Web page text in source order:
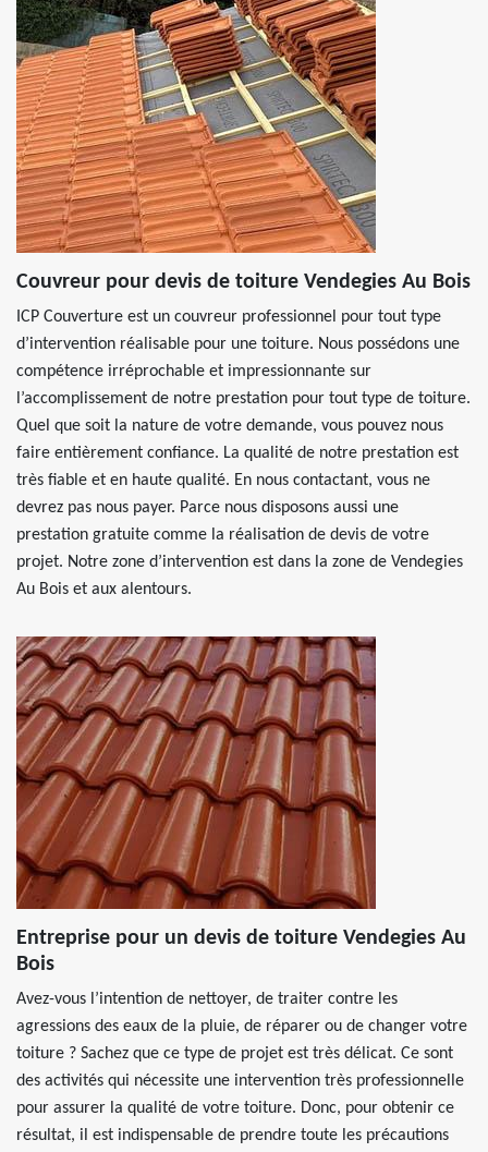
Couvreur pour devis de toiture Vendegies Au Bois
ICP Couverture est un couvreur professionnel pour tout type
d’intervention réalisable pour une toiture. Nous possédons une
compétence irréprochable et impressionnante sur
l’accomplissement de notre prestation pour tout type de toiture.
Quel que soit la nature de votre demande, vous pouvez nous
faire entièrement confiance. La qualité de notre prestation est
très fiable et en haute qualité. En nous contactant, vous ne
devrez pas nous payer. Parce nous disposons aussi une
prestation gratuite comme la réalisation de devis de votre
projet. Notre zone d’intervention est dans la zone de Vendegies
Au Bois et aux alentours.
Entreprise pour un devis de toiture Vendegies Au
Bois
Avez-vous l’intention de nettoyer, de traiter contre les
agressions des eaux de la pluie, de réparer ou de changer votre
toiture ? Sachez que ce type de projet est très délicat. Ce sont
des activités qui nécessite une intervention très professionnelle
pour assurer la qualité de votre toiture. Donc, pour obtenir ce
résultat, il est indispensable de prendre toute les précautions